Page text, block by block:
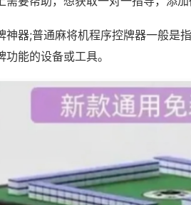
神器;普通麻将机程序控牌器一般是
能的设备或工具。